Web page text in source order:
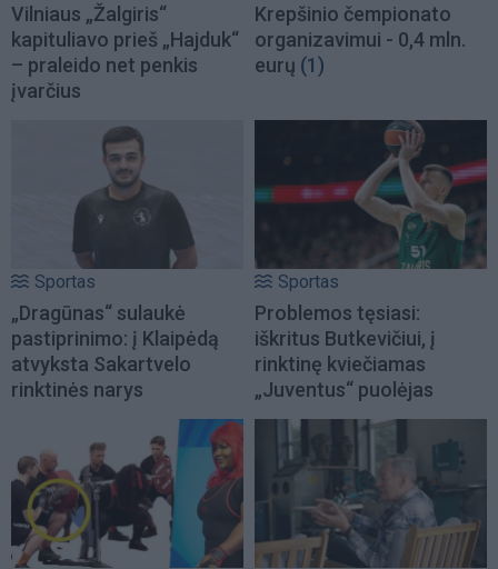
Vilniaus „Žalgiris“
kapituliavo prieš „Hajduk“
– praleido net penkis
įvarčius
Krepšinio čempionato
organizavimui - 0,4 mln.
eurų (1)
Sportas
„Dragūnas“ sulaukė
pastiprinimo: į Klaipėdą
atvyksta Sakartvelo
rinktinės narys
Sportas
Problemos tęsiasi:
iškritus Butkevičiui, į
rinktinę kviečiamas
„Juventus“ puolėjas